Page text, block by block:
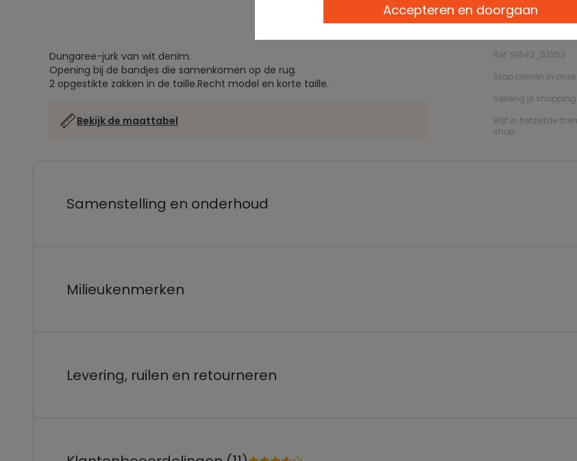
Beschrijving
Dungaree-jurk van wit denim.
Opening bij de bandjes die samenkomen op de rug.
2 opgestikte zakken in de taille.Recht model en korte taille.
Bekijk de maattabel
Ref. 91642_02352
Stap binnen in
Verleng je
Blijf in hetzelfde
shop.
Samenstelling en onderhoud
Milieukenmerken
Levering, ruilen en retourneren
Accepteren en doorgaan